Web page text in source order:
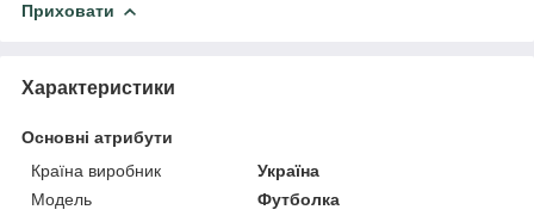
Приховати
Характеристики
Основні атрибути
Країна виробник
Україна
Модель
Футболка